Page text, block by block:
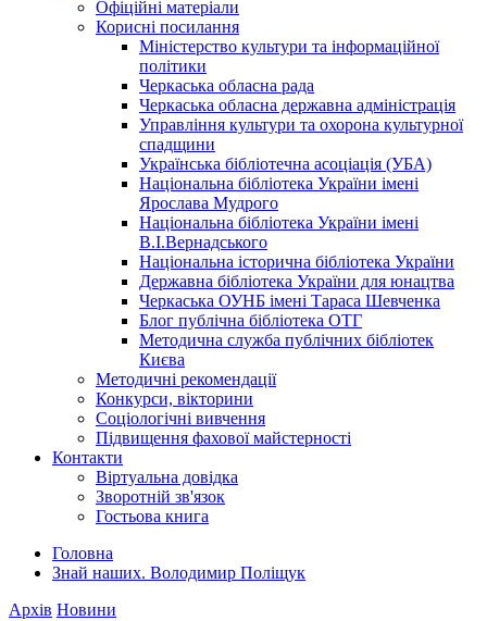
Офіційні матеріали
Корисні посилання
Міністерство культури та інформаційної
політики
Черкаська обласна рада
Черкаська обласна державна адміністрація
Управління культури та охорона культурної
спадщини
Українська бібліотечна асоціація (УБА)
Національна бібліотека України імені
Ярослава Мудрого
Національна бібліотека України імені
В.І.Вернадського
Національна історична бібліотека України
Державна бібліотека України для юнацтва
Черкаська ОУНБ імені Тараса Шевченка
Блог публічна бібліотека ОТГ
Методична служба публічних бібліотек
Києва
Методичні рекомендації
Конкурси, вікторини
Соціологічні вивчення
Підвищення фахової майстерності
Контакти
Віртуальна довідка
Зворотній зв'язок
Гостьова книга
Головна
Знай наших. Володимир Поліщук
Архів Новини